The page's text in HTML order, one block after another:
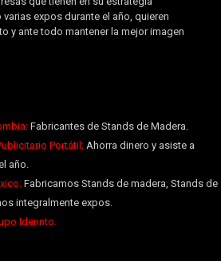
expos durante el año, quieren
y ante todo mantener la mejor imagen
Fabricantes de Stands de Madera.
Portátil:Ahorra dinero y asiste a
año.
Fabricamos Stands de madera, Stands de
integralmente expos.
Idennto.